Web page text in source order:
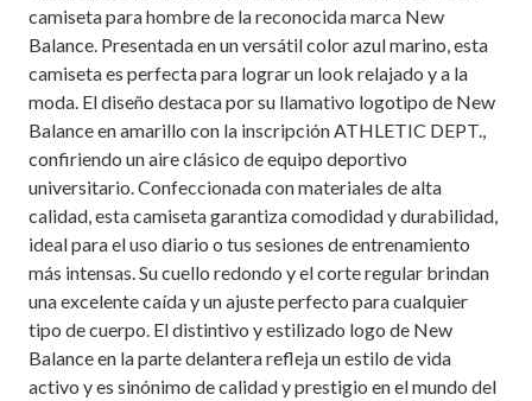
camiseta para hombre de la reconocida marca New
Balance. Presentada en un versátil color azul marino, esta
camiseta es perfecta para lograr un look relajado y a la
moda. El diseño destaca por su llamativo logotipo de New
Balance en amarillo con la inscripción ATHLETIC DEPT.,
confiriendo un aire clásico de equipo deportivo
universitario. Confeccionada con materiales de alta
calidad, esta camiseta garantiza comodidad y durabilidad,
ideal para el uso diario o tus sesiones de entrenamiento
más intensas. Su cuello redondo y el corte regular brindan
una excelente caída y un ajuste perfecto para cualquier
tipo de cuerpo. El distintivo y estilizado logo de New
Balance en la parte delantera refleja un estilo de vida
activo y es sinónimo de calidad y prestigio en el mundo del